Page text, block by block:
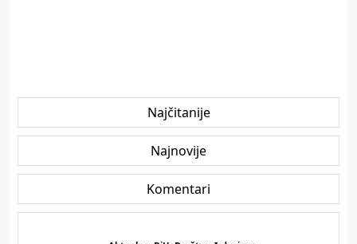
Najčitanije
Najnovije
Komentari